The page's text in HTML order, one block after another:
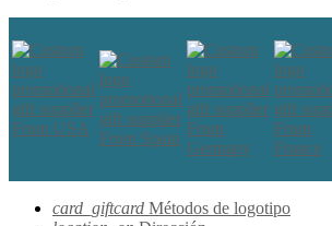
card_giftcard Métodos de logotipo